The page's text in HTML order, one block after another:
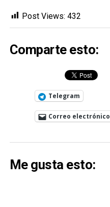
Post Views: 432
Comparte esto:
Telegram
Correo electrónico
Me gusta esto: